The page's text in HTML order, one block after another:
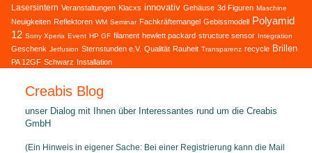
Lasersintern Veranstaltungen Klacxs innovativ Gehäuse 3d Figuren Maschine
Neuigkeiten Reflektoren WM Seminar Fachkräftemangel Gebissmodell Polyamid
12 Sony Xperia Event HP GF filament hewlett packard structure sensor Integration
Geschenk Jetfusion Sternstunden e.V. Qualität Rauheit Transparenz recycle Brillen
PA 12GF Schwarz Installation
Creabis Blog
unser Dialog mit Ihnen über Interessantes rund um die Creabis
GmbH
(Ein Hinweis in eigener Sache: Bei einer Registrierung kann die Mail